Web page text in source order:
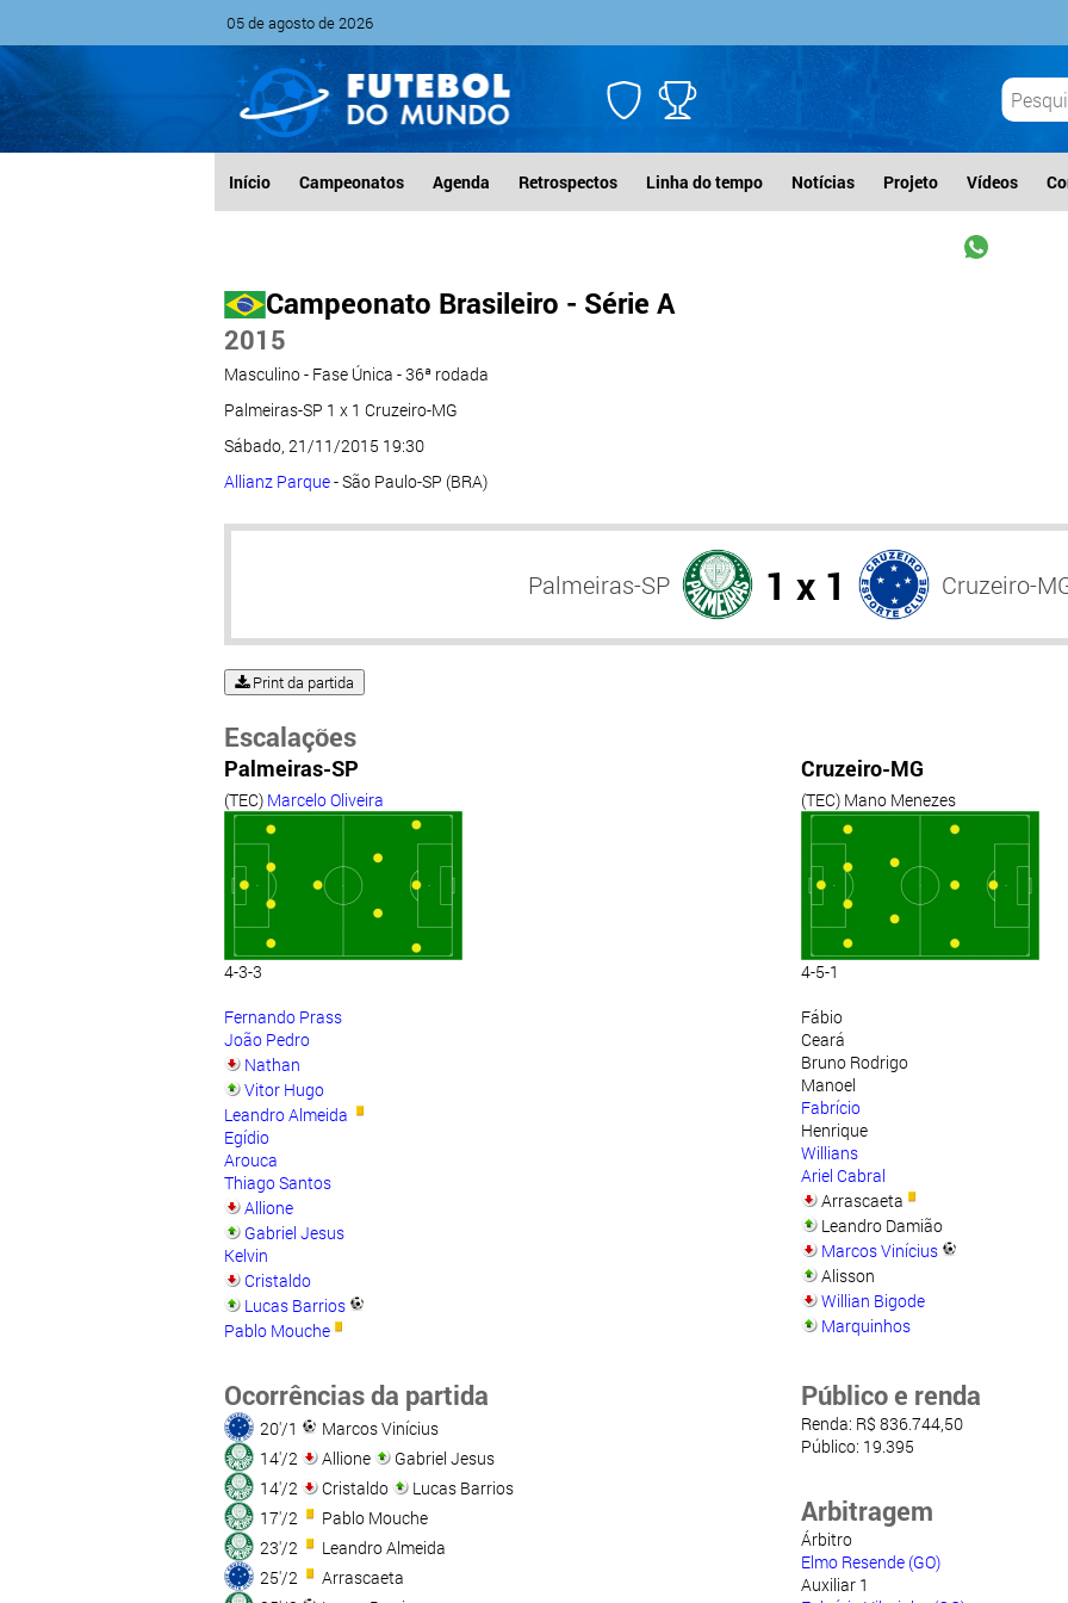
05 de agosto de 2026
Início Campeonatos Agenda Retrospectos Linha do tempo Notícias Projeto Vídeos
Campeonato Brasileiro - Série A
2015
Masculino - Fase Única - 36ª rodada
Palmeiras-SP 1 x 1 Cruzeiro-MG
Sábado, 21/11/2015 19:30
Allianz Parque- São Paulo-SP (BRA)
Palmeiras-SP 1 x 1 Cruzeiro-
Print da partida
Escalações
Palmeiras-SP
(TEC) Marcelo Oliveira
4-3-3
Fernando Prass
João Pedro
Nathan
Vitor Hugo
Leandro Almeida
Egídio
Arouca
Thiago Santos
Allione
Gabriel Jesus
Kelvin
Cristaldo
Lucas Barrios
Pablo Mouche
Cruzeiro-MG
(TEC) Mano Menezes
4-5-1
Fábio
Ceará
Bruno Rodrigo
Manoel
Fabrício
Henrique
Willians
Ariel Cabral
Arrascaeta
Leandro Damião
Marcos Vinícius
Alisson
Willian Bigode
Marquinhos
Ocorrências da partida
20'/1
Marcos Vinícius
14'/2
Allione
Gabriel Jesus
14'/2
Cristaldo
Lucas Barrios
17'/2
Pablo Mouche
23'/2
Leandro Almeida
25'/2
Arrascaeta
Público e renda
Renda: R$ 836.744,50
Público: 19.395
Arbitragem
Árbitro
Elmo Resende (GO)
Auxiliar 1